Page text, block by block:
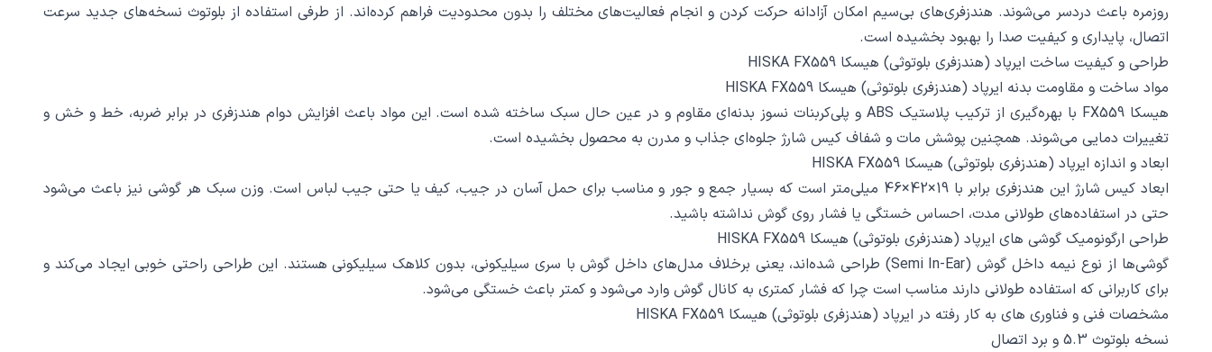
روزمره باعث دردسر می‌شوند. هندزفری‌های بی‌سیم امکان آزادانه حرکت کردن و انجام فعالیت‌های مختلف را بدون محدودیت فراهم کرده‌اند. از طرفی استفاده از بلوتوث نسخه‌های جدید سرعت
اتصال، پایداری و کیفیت صدا را بهبود بخشیده است.
طراحی و کیفیت ساخت ایرپاد (هندزفری بلوتوثی) هیسکا HISKA FX559
مواد ساخت و مقاومت بدنه ایرپاد (هندزفری بلوتوثی) هیسکا HISKA FX559
هیسکا FX559 با بهره‌گیری از ترکیب پلاستیک ABS و پلی‌کربنات نسوز بدنه‌ای مقاوم و در عین حال سبک ساخته شده است. این مواد باعث افزایش دوام هندزفری در برابر ضربه، خط و خش و
تغییرات دمایی می‌شوند. همچنین پوشش مات و شفاف کیس شارژ جلوه‌ای جذاب و مدرن به محصول بخشیده است.
ابعاد و اندازه ایرپاد (هندزفری بلوتوثی) هیسکا HISKA FX559
ابعاد کیس شارژ این هندزفری برابر با 19×42×46 میلی‌متر است که بسیار جمع و جور و مناسب برای حمل آسان در جیب، کیف یا حتی جیب لباس است. وزن سبک هر گوشی نیز باعث می‌شود
حتی در استفاده‌های طولانی مدت، احساس خستگی یا فشار روی گوش نداشته باشید.
طراحی ارگونومیک گوشی‌ های ایرپاد (هندزفری بلوتوثی) هیسکا HISKA FX559
گوشی‌ها از نوع نیمه داخل گوش (Semi In-Ear) طراحی شده‌اند، یعنی برخلاف مدل‌های داخل گوش با سری سیلیکونی، بدون کلاهک سیلیکونی هستند. این طراحی راحتی خوبی ایجاد می‌کند و
برای کاربرانی که استفاده طولانی دارند مناسب است چرا که فشار کمتری به کانال گوش وارد می‌شود و کمتر باعث خستگی می‌شود.
مشخصات فنی و فناوری‌ های به‌ کار رفته در ایرپاد (هندزفری بلوتوثی) هیسکا HISKA FX559
نسخه بلوتوث 5.3 و برد اتصال